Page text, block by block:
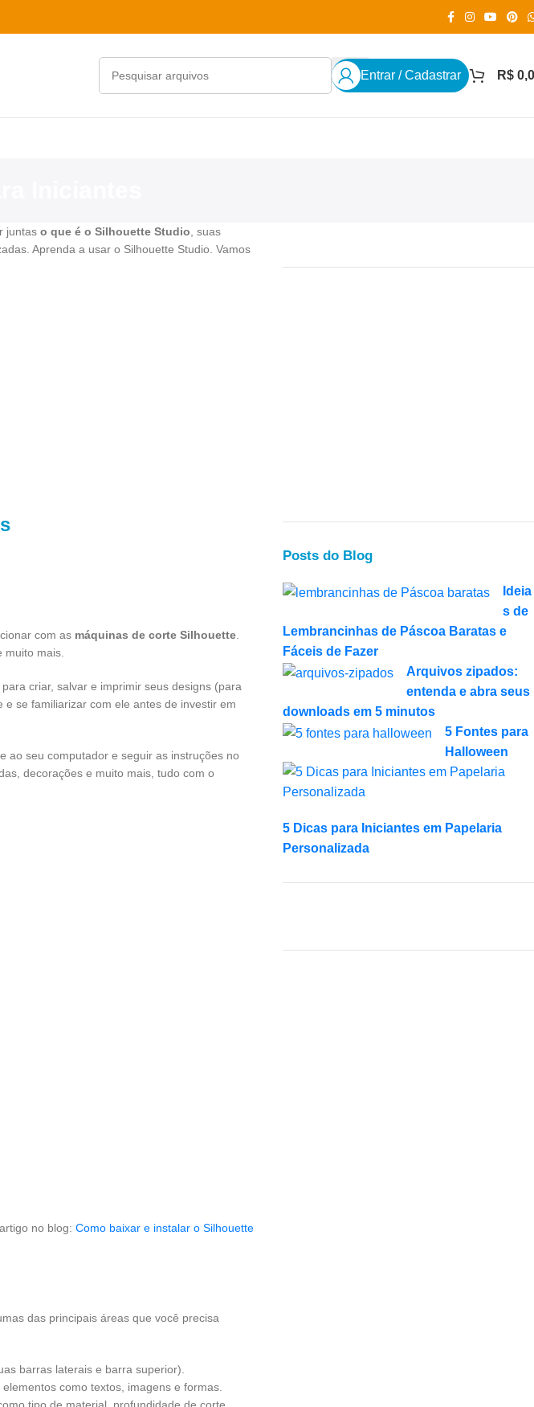
Entrar / Cadastrar R$
juntas o que é o Silhouette Studio, suas
Aprenda a usar o Silhouette Studio. Vamos
com as máquinas de corte Silhouette.
muito mais.
criar, salvar e imprimir seus designs (para
se familiarizar com ele antes de investir em
ao seu computador e seguir as instruções no
decorações e muito mais, tudo com o
no blog: Como baixar e instalar o Silhouette
das principais áreas que você precisa
barras laterais e barra superior).
como textos, imagens e formas.
Posts do Blog
Ideia
s de
Lembrancinhas de Páscoa Baratas e
Fáceis de Fazer
Arquivos zipados:
entenda e abra seus
downloads em 5 minutos
5 Fontes para
Halloween
5 Dicas para Iniciantes em Papelaria
Personalizada